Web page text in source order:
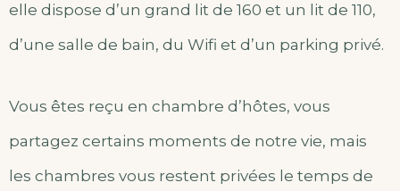
elle dispose d’un grand lit de 160 et un lit de 110,
d’une salle de bain, du Wifi et d’un parking privé.
Vous êtes reçu en chambre d’hôtes, vous
partagez certains moments de notre vie, mais
les chambres vous restent privées le temps de